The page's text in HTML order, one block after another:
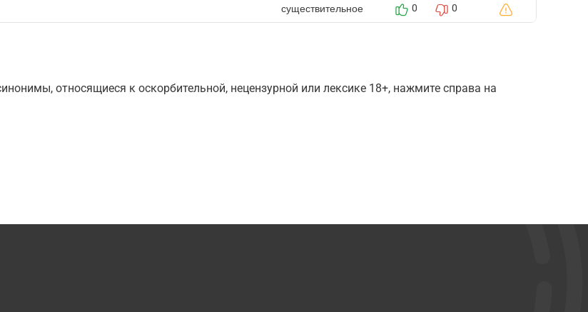
существительное 0 0
относящиеся к оскорбительной, нецензурной или лексике 18+, нажмите справа на